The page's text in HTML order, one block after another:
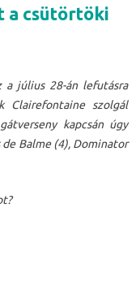
a csütörtöki
a július 28-án lefutásra
Clairefontaine szolgál
kapcsán úgy
de Balme (4), Dominator